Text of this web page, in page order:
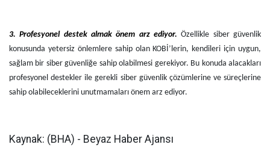
3. Profesyonel destek almak önem arz ediyor. Özellikle siber güvenlik
konusunda yetersiz önlemlere sahip olan KOBİ’lerin, kendileri için uygun,
sağlam bir siber güvenliğe sahip olabilmesi gerekiyor. Bu konuda alacakları
profesyonel destekler ile gerekli siber güvenlik çözümlerine ve süreçlerine
sahip olabileceklerini unutmamaları önem arz ediyor.
Kaynak: (BHA) - Beyaz Haber Ajansı